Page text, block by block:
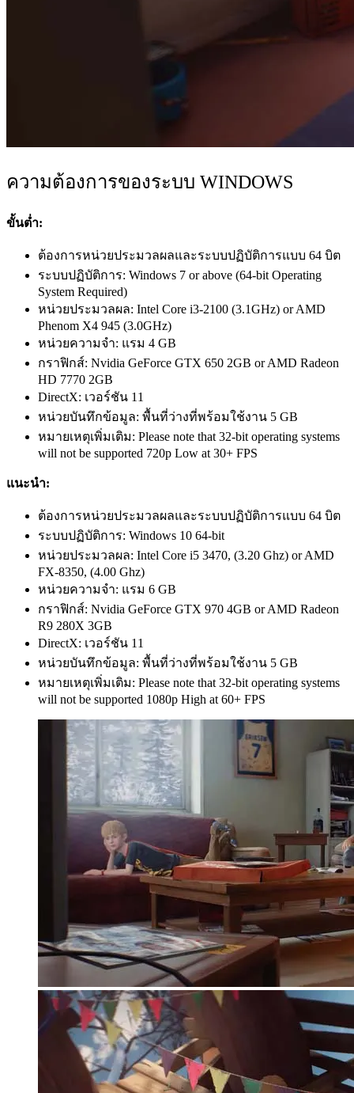
ความต้องการของระบบ WINDOWS
ขั้นต่ำ:
ต้องการหน่วยประมวลผลและระบบปฏิบัติการแบบ 64 บิต
ระบบปฏิบัติการ: Windows 7 or above (64-bit Operating
System Required)
หน่วยประมวลผล: Intel Core i3-2100 (3.1GHz) or AMD
Phenom X4 945 (3.0GHz)
หน่วยความจำ: แรม 4 GB
กราฟิกส์: Nvidia GeForce GTX 650 2GB or AMD Radeon
HD 7770 2GB
DirectX: เวอร์ชัน 11
หน่วยบันทึกข้อมูล: พื้นที่ว่างที่พร้อมใช้งาน 5 GB
หมายเหตุเพิ่มเติม: Please note that 32-bit operating systems
will not be supported 720p Low at 30+ FPS
แนะนำ:
ต้องการหน่วยประมวลผลและระบบปฏิบัติการแบบ 64 บิต
ระบบปฏิบัติการ: Windows 10 64-bit
หน่วยประมวลผล: Intel Core i5 3470, (3.20 Ghz) or AMD
FX-8350, (4.00 Ghz)
หน่วยความจำ: แรม 6 GB
กราฟิกส์: Nvidia GeForce GTX 970 4GB or AMD Radeon
R9 280X 3GB
DirectX: เวอร์ชัน 11
หน่วยบันทึกข้อมูล: พื้นที่ว่างที่พร้อมใช้งาน 5 GB
หมายเหตุเพิ่มเติม: Please note that 32-bit operating systems
will not be supported 1080p High at 60+ FPS